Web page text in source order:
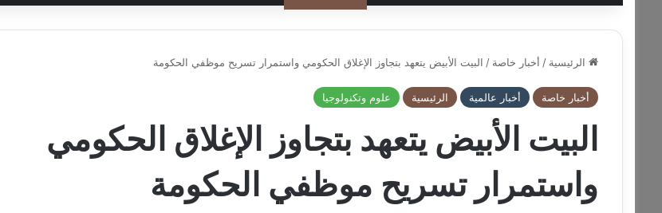
الرئيسية / أخبار خاصة / البيت الأبيض يتعهد بتجاوز الإغلاق الحكومي واستمرار تسريح موظفي الحكومة
أخبار خاصة أخبار عالمية الرئيسية علوم وتكنولوجيا
البيت الأبيض يتعهد بتجاوز الإغلاق الحكومي
واستمرار تسريح موظفي الحكومة